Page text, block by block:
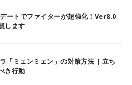
ートでファイターが超強化！Ver8.0
します
「ミェンミェン」の対策方法 | 立ち
き行動